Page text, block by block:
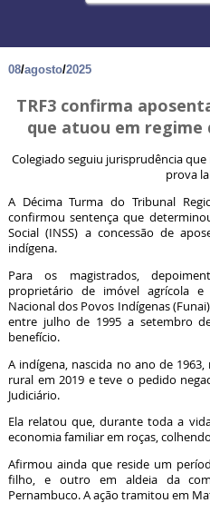
08/agosto/2025
TRF3 confirma
que atuou em
Colegiado seguiu jurisprudência
prova
A Décima Turma do Tribunal
confirmou sentença que
Social (INSS) a concessão de
indígena.
Para os magistrados,
proprietário de imóvel agrícola e
Nacional dos Povos Indígenas
entre julho de 1995 a setembro
benefício.
A indígena, nascida no ano de
rural em 2019 e teve o pedido
Judiciário.
Ela relatou que, durante toda a
economia familiar em roças,
Afirmou ainda que reside um
filho, e outro em aldeia da
Pernambuco. A ação tramitou em